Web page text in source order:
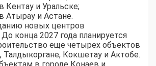
Кентау и Уральске;
Атырау и Астане.
новых центров
конца 2027 года планируется
еще четырех объектов
Кокшетау и Актобе.